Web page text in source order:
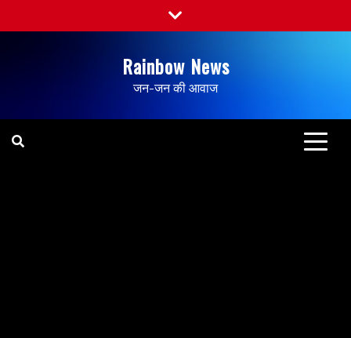
Rainbow News
जन-जन की आवाज